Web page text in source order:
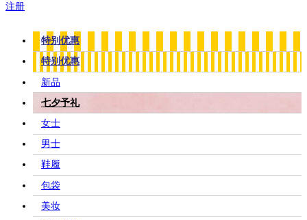
注册
特别优惠
特别优惠
新品
七夕予礼
女士
男士
鞋履
包袋
美妆